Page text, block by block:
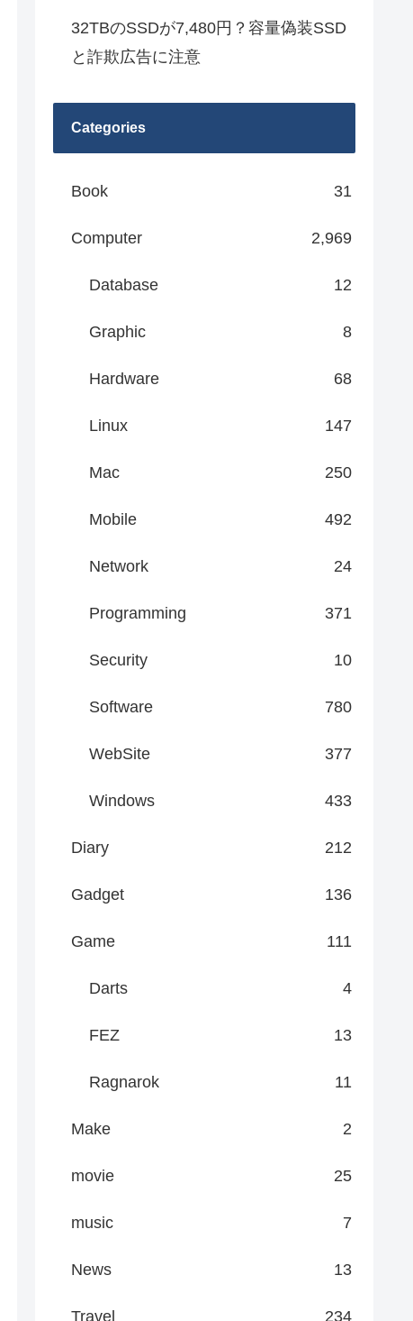
32TBのSSDが7,480円？容量偽装SSD
と詐欺広告に注意
Categories
Book 31
Computer 2,969
Database 12
Graphic 8
Hardware 68
Linux 147
Mac 250
Mobile 492
Network 24
Programming 371
Security 10
Software 780
WebSite 377
Windows 433
Diary 212
Gadget 136
Game 111
Darts 4
FEZ 13
Ragnarok 11
Make 2
movie 25
music 7
News 13
Travel 234